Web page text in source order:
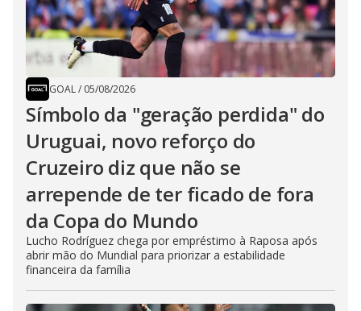
GOAL/ 05/08/2026
Símbolo da "geração perdida" do
Uruguai, novo reforço do
Cruzeiro diz que não se
arrepende de ter ficado de fora
da Copa do Mundo
Lucho Rodríguez chega por empréstimo à Raposa após
abrir mão do Mundial para priorizar a estabilidade
financeira da família